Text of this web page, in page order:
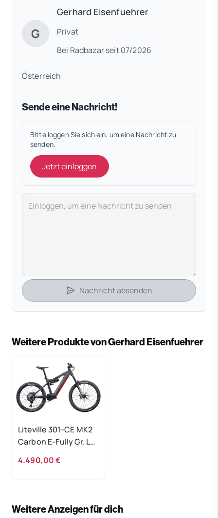
G
Gerhard Eisenfuehrer
Privat
Bei Radbazar seit 07/2026
Österreich
Sende eine Nachricht!
Bitte loggen Sie sich ein, um eine Nachricht zu
senden.
Jetzt einloggen
Deine Nachricht
Nachricht absenden
Weitere Produkte von Gerhard Eisenfuehrer
Liteville 301-CE MK2
Carbon E-Fully Gr. L
und Fox
4.490,00 €
Weitere Anzeigen für dich